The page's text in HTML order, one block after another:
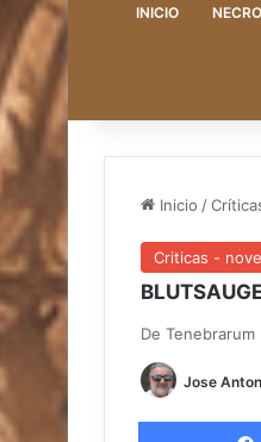
INICIO
Inicio /
Criticas -
De
Jose